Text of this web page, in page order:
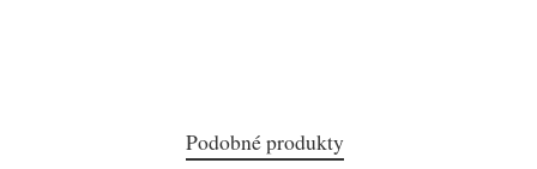
Podobné produkty